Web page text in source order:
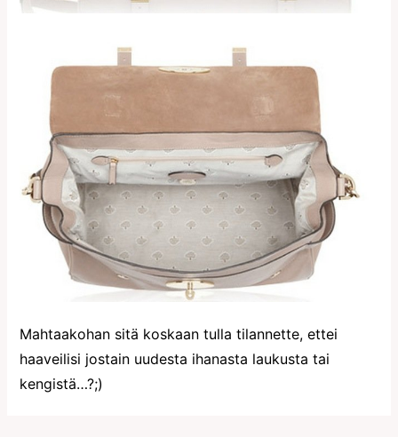
Mahtaakohan sitä koskaan tulla tilannette, ettei
haaveilisi jostain uudesta ihanasta laukusta tai
kengistä…?;)